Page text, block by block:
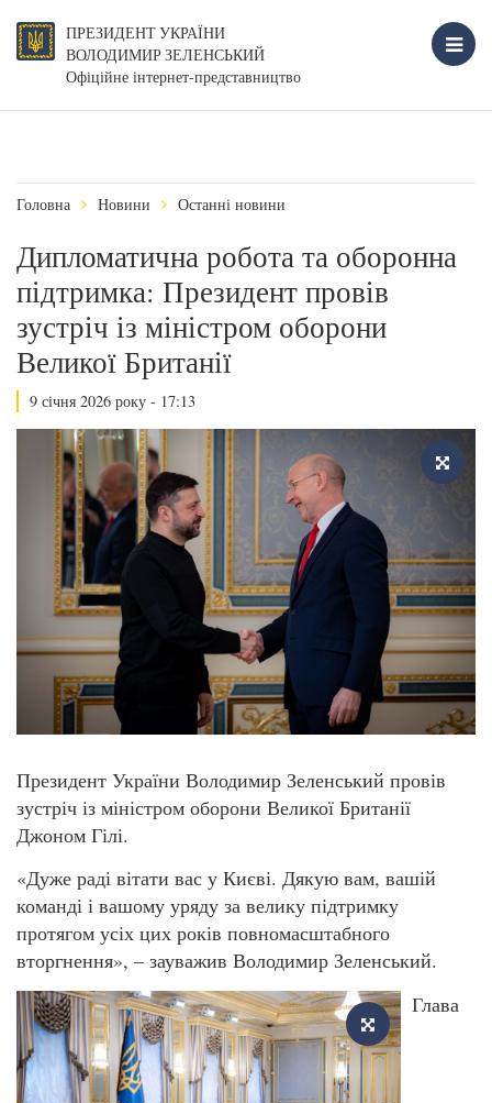
ПРЕЗИДЕНТ УКРАЇНИ
ВОЛОДИМИР ЗЕЛЕНСЬКИЙ
Офіційне інтернет-представництво
Головна Новини Останні новини
Дипломатична робота та оборонна
підтримка: Президент провів
зустріч із міністром оборони
Великої Британії
9 січня 2026 року - 17:13
Президент України Володимир Зеленський провів
зустріч із міністром оборони Великої Британії
Джоном Гілі.
«Дуже раді вітати вас у Києві. Дякую вам, вашій
команді і вашому уряду за велику підтримку
протягом усіх цих років повномасштабного
вторгнення», – зауважив Володимир Зеленський.
Глава